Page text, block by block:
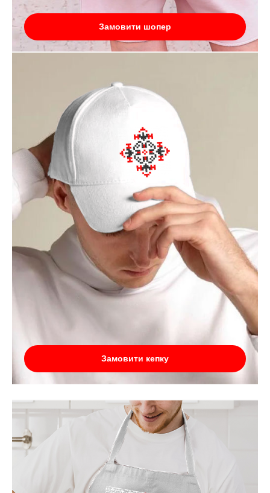
Замовити шопер
Замовити кепку